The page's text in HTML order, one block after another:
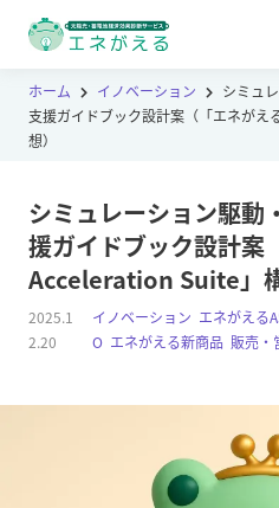
ホーム イノベーション
シミュ
支援ガイドブック設計案（「エネが
想）
シミュレーション駆動
援ガイドブック設計案
Acceleration Suite」構
イノベーション エネがえる
O エネがえる新商品 販売・
2025.1
2.20